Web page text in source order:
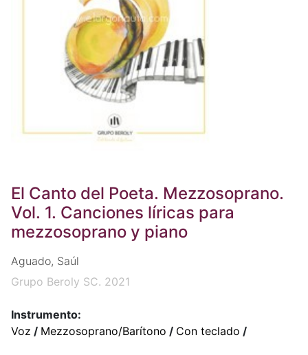
El Canto del Poeta. Mezzosoprano.
Vol. 1. Canciones líricas para
mezzosoprano y piano
Aguado, Saúl
Grupo Beroly SC. 2021
Instrumento:
Voz / Mezzosoprano/Barítono / Con teclado /